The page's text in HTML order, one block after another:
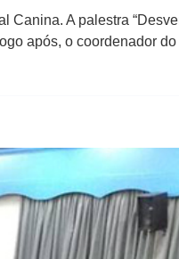
Canina. A palestra
após, o coordenador